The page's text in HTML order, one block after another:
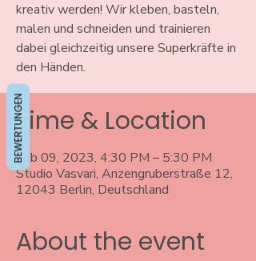
kreativ werden! Wir kleben, basteln,
malen und schneiden und trainieren
dabei gleichzeitig unsere Superkräfte in
den Händen.
Time & Location
Feb 09, 2023, 4:30 PM – 5:30 PM
Studio Vasvari, Anzengruberstraße 12,
12043 Berlin, Deutschland
About the event
BEWERTUNGEN